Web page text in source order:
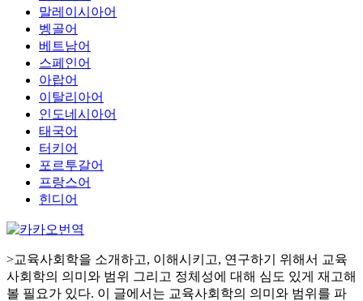
말레이시아어
벵골어
베트남어
스페인어
아랍어
이탈리아어
인도네시아어
태국어
터키어
포르투갈어
프랑스어
힌디어
>교육사회학을 소개하고, 이해시키고, 연구하기 위해서 교육
사회학의 의미와 범위 그리고 정체성에 대해 심도 있게 재고해
볼 필요가 있다. 이 글에서는 교육사회학의 의미와 범위를 파